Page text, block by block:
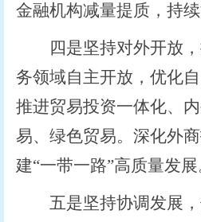
金融机构减量提质，持
四是坚持对外开放，
务领域自主开放，优化
推进贸易投资一体化、
易、绿色贸易。深化外
建“一带一路”高质量发
五是坚持协调发展，